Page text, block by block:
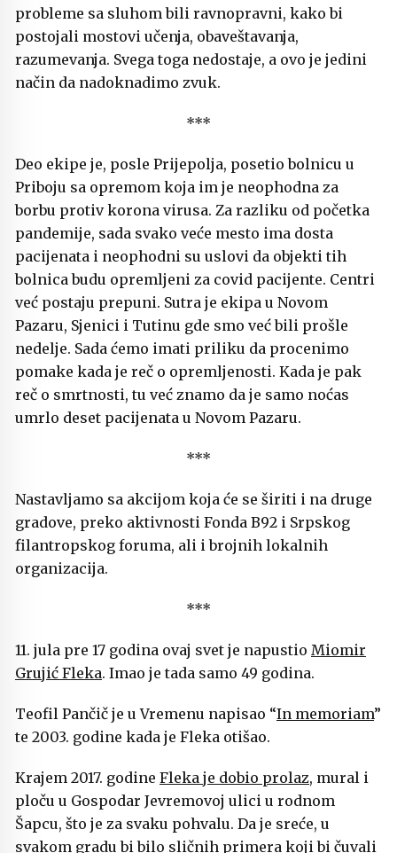
probleme sa sluhom bili ravnopravni, kako bi
postojali mostovi učenja, obaveštavanja,
razumevanja. Svega toga nedostaje, a ovo je jedini
način da nadoknadimo zvuk.
***
Deo ekipe je, posle Prijepolja, posetio bolnicu u
Priboju sa opremom koja im je neophodna za
borbu protiv korona virusa. Za razliku od početka
pandemije, sada svako veće mesto ima dosta
pacijenata i neophodni su uslovi da objekti tih
bolnica budu opremljeni za covid pacijente. Centri
već postaju prepuni. Sutra je ekipa u Novom
Pazaru, Sjenici i Tutinu gde smo već bili prošle
nedelje. Sada ćemo imati priliku da procenimo
pomake kada je reč o opremljenosti. Kada je pak
reč o smrtnosti, tu već znamo da je samo noćas
umrlo deset pacijenata u Novom Pazaru.
***
Nastavljamo sa akcijom koja će se širiti i na druge
gradove, preko aktivnosti Fonda B92 i Srpskog
filantropskog foruma, ali i brojnih lokalnih
organizacija.
***
11. jula pre 17 godina ovaj svet je napustio Miomir
Grujić Fleka. Imao je tada samo 49 godina.
Teofil Pančič je u Vremenu napisao “In memoriam”
te 2003. godine kada je Fleka otišao.
Krajem 2017. godine Fleka je dobio prolaz, mural i
ploču u Gospodar Jevremovoj ulici u rodnom
Šapcu, što je za svaku pohvalu. Da je sreće, u
svakom gradu bi bilo sličnih primera koji bi čuvali